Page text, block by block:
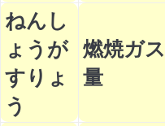
ねんし
ょうが
すりょ
う
燃焼ガス
量